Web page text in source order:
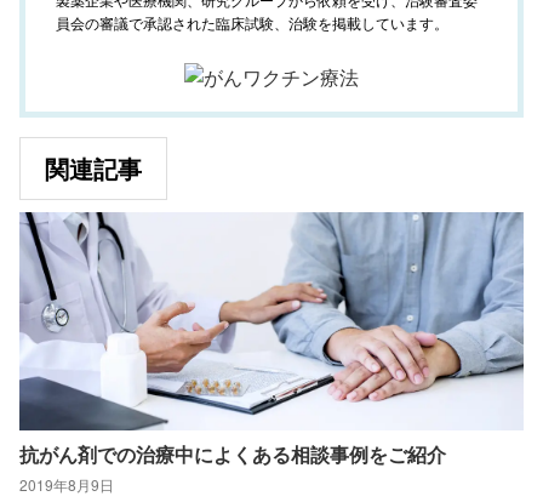
員会の審議で承認された臨床試験、治験を掲載しています。
関連記事
抗がん剤での治療中によくある相談事例をご紹介
2019年8月9日